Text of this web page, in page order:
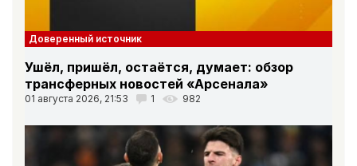
Доверенный источник
Ушёл, пришёл, остаётся, думает: обзор
трансферных новостей «Арсенала»
01 августа 2026, 21:53 1 982